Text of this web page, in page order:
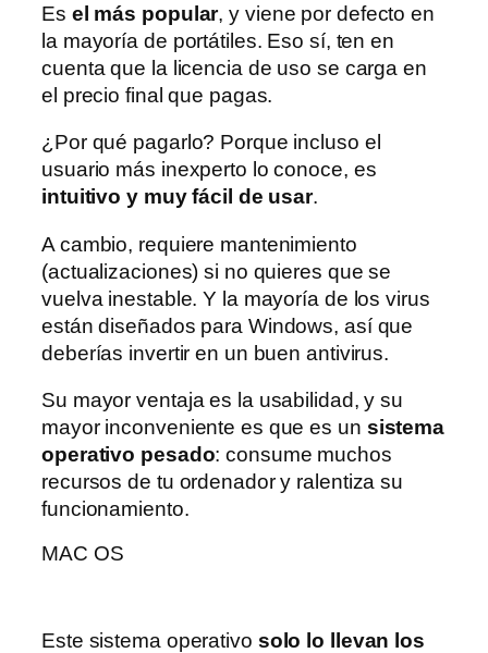
Es el más popular, y viene por defecto en
la mayoría de portátiles. Eso sí, ten en
cuenta que la licencia de uso se carga en
el precio final que pagas.
¿Por qué pagarlo? Porque incluso el
usuario más inexperto lo conoce, es
intuitivo y muy fácil de usar.
A cambio, requiere mantenimiento
(actualizaciones) si no quieres que se
vuelva inestable. Y la mayoría de los virus
están diseñados para Windows, así que
deberías invertir en un buen antivirus.
Su mayor ventaja es la usabilidad, y su
mayor inconveniente es que es un sistema
operativo pesado: consume muchos
recursos de tu ordenador y ralentiza su
funcionamiento.
MAC OS
Este sistema operativo solo lo llevan los